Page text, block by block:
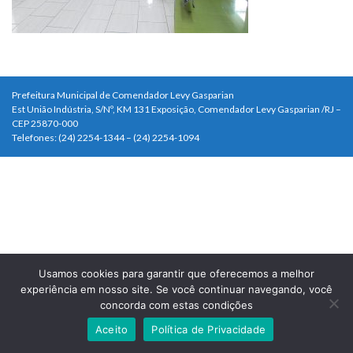
Prefeitura Municipal de Comendador Levy Gasparian
Est União Indústria, S/Nº, KM 131 Exposição, Comendador Levy Gasparian /RJ –
CEP 25870-000
Telefones: (24) 2254-1344 – (24) 2254-1094
Usamos cookies para garantir que oferecemos a melhor
experiência em nosso site. Se você continuar navegando, você
concorda com estas condições
Aceito
Política de Privacidade